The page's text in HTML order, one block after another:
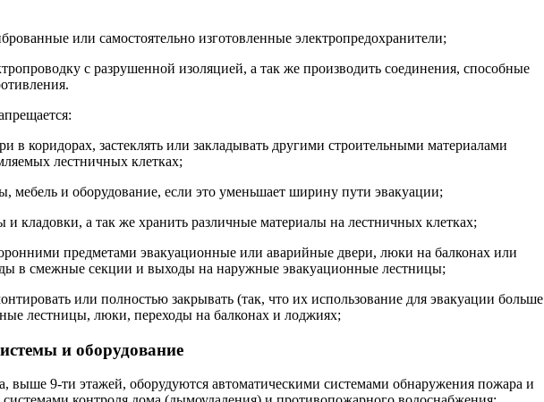
или самостоятельно изготовленные электропредохранители;
с разрушенной изоляцией, а так же производить соединения, способные
в коридорах, застеклять или закладывать другими строительными материалами
лестничных клетках;
мебель и оборудование, если это уменьшает ширину пути эвакуации;
и кладовки, а так же хранить различные материалы на лестничных клетках;
предметами эвакуационные или аварийные двери, люки на балконах или
в смежные секции и выходы на наружные эвакуационные лестницы;
или полностью закрывать (так, что их использование для эвакуации больше
лестницы, люки, переходы на балконах и лоджиях;
и оборудование
9-ти этажей, оборудуются автоматическими системами обнаружения пожара и